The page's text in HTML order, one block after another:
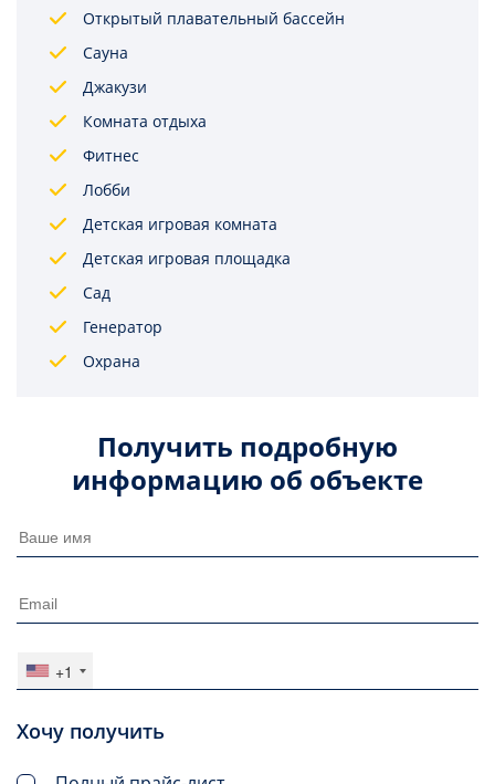
Открытый плавательный бассейн
Сауна
Джакузи
Комната отдыха
Фитнес
Лобби
Детская игровая комната
Детская игровая площадка
Сад
Генератор
Охрана
Получить подробную
информацию об объекте
+1
Хочу получить